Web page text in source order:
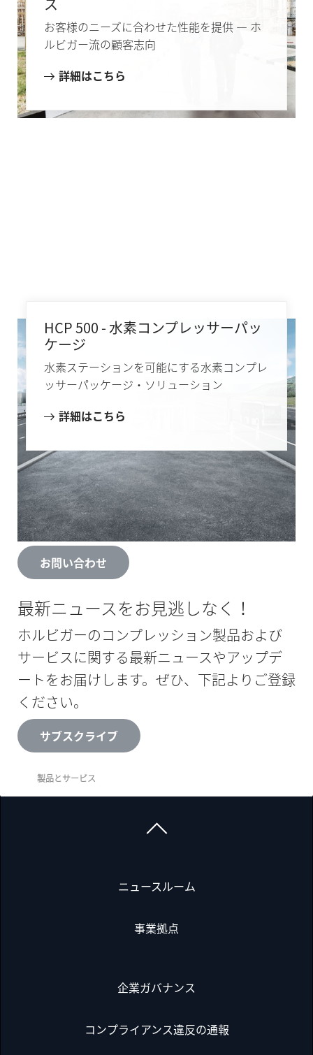
ス
お客様のニーズに合わせた性能を提供 — ホ
ルビガー流の顧客志向
詳細はこちら
HCP 500 - 水素コンプレッサーパッ
ケージ
水素ステーションを可能にする水素コンプレ
ッサーパッケージ・ソリューション
詳細はこちら
どのようなご用件でしょうか？
ご不明点やご相談がございましたら、どう
ぞお気軽にご連絡ください。
お問い合わせ
最新ニュースをお見逃しなく！
ホルビガーのコンプレッション製品および
サービスに関する最新ニュースやアップデ
ートをお届けします。ぜひ、下記よりご登録
ください。
サブスクライブ
製品とサービス
ニュースルーム
事業拠点
企業ガバナンス
コンプライアンス違反の通報